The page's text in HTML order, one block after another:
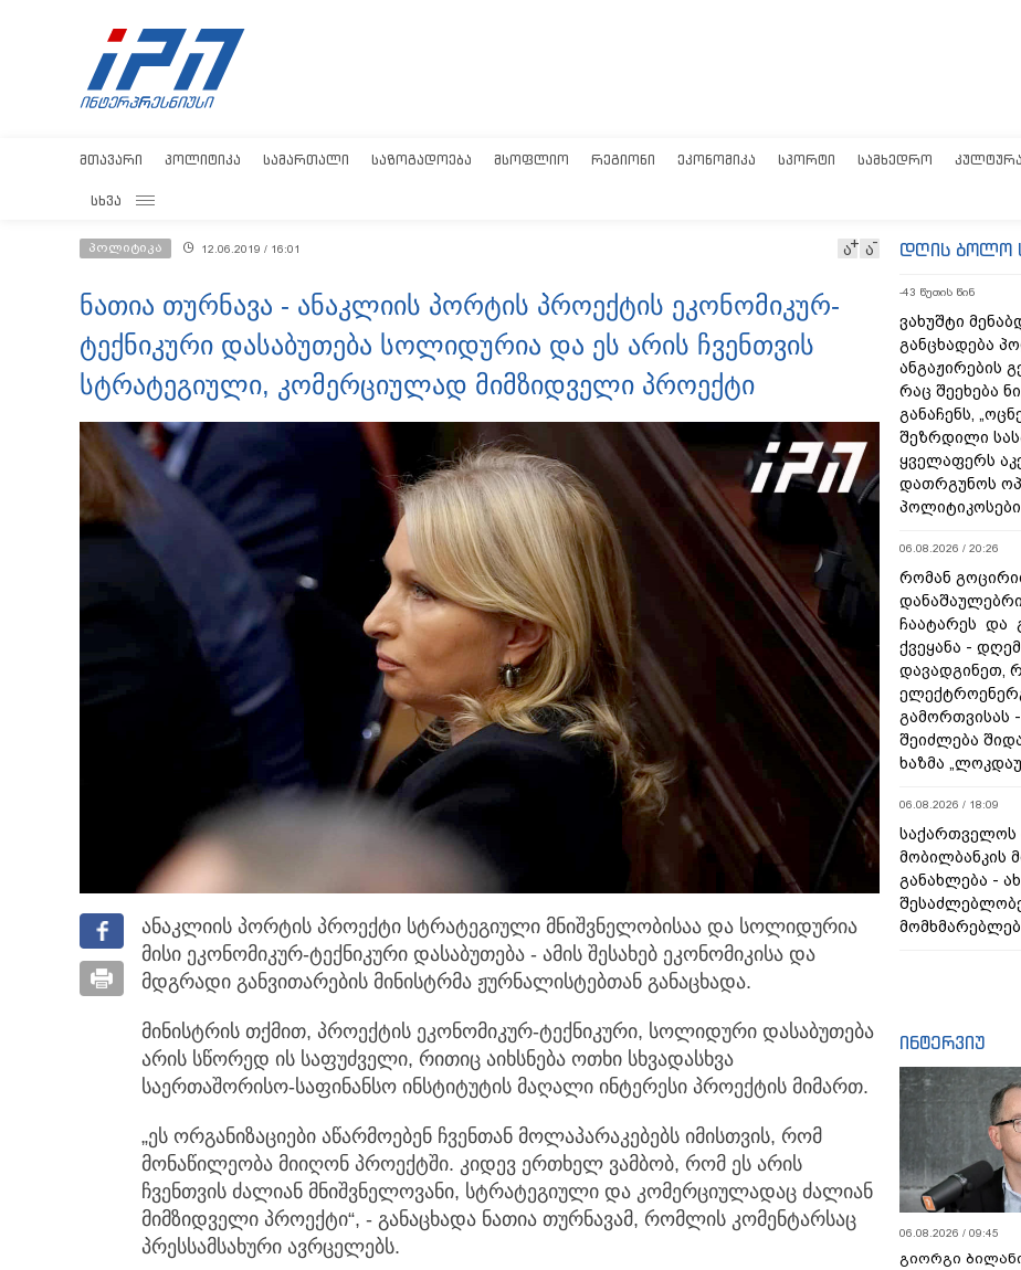
ᲛᲗᲐᲕᲐᲠᲘ ᲞᲝᲚᲘᲢᲘᲙᲐ ᲡᲐᲛᲐᲠᲗᲐᲚᲘ ᲡᲐᲖᲝᲒᲐᲓᲝᲔᲑᲐ ᲛᲡᲝᲤᲚᲘᲝ ᲠᲔᲒᲘᲝᲜᲘ ᲔᲙᲝᲜᲝᲛᲘᲙᲐ ᲡᲞᲝᲠᲢᲘ ᲡᲐᲛᲮᲔᲓᲠᲝ ᲙᲣᲚᲢᲣᲠᲐ
ᲡᲮᲕᲐ
პოლიტიკა 12.06.2019 / 16:01 ა ა
ნათია თურნავა - ანაკლიის პორტის პროექტის ეკონომიკურ-
ტექნიკური დასაბუთება სოლიდურია და ეს არის ჩვენთვის
სტრატეგიული, კომერციულად მიმზიდველი პროექტი
ანაკლიის პორტის პროექტი სტრატეგიული მნიშვნელობისაა და სოლიდურია
მისი ეკონომიკურ-ტექნიკური დასაბუთება - ამის შესახებ ეკონომიკისა და
მდგრადი განვითარების მინისტრმა ჟურნალისტებთან განაცხადა.
მინისტრის თქმით, პროექტის ეკონომიკურ-ტექნიკური, სოლიდური დასაბუთება
არის სწორედ ის საფუძველი, რითიც აიხსნება ოთხი სხვადასხვა
საერთაშორისო-საფინანსო ინსტიტუტის მაღალი ინტერესი პროექტის მიმართ.
„ეს ორგანიზაციები აწარმოებენ ჩვენთან მოლაპარაკებებს იმისთვის, რომ
მონაწილეობა მიიღონ პროექტში. კიდევ ერთხელ ვამბობ, რომ ეს არის
ჩვენთვის ძალიან მნიშვნელოვანი, სტრატეგიული და კომერციულადაც ძალიან
მიმზიდველი პროექტი“, - განაცხადა ნათია თურნავამ, რომლის კომენტარსაც
პრესსამსახური ავრცელებს.
დღის ბოლო
-43 წუთის წინ
ვახუშტი
განცხადება
ანგაჟირების
რაც შეეხება
განაჩენს,
შეზრდილი
ყველაფერს
დათრგუნოს
პოლიტიკოსები
06.08.2026 / 20:26
რომან
ჩაატარეს და
ქვეყანა -
დავადგინეთ,
გამორთვისას
შეიძლება
ხაზმა
06.08.2026 / 18:09
საქართველოს
მობილბანკის
განახლება -
ინტერვიუ
06.08.2026 / 09:45
გიორგი